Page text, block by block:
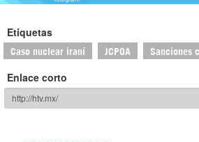
Etiquetas
Caso nuclear iraní JCPOA Sanciones
Enlace corto